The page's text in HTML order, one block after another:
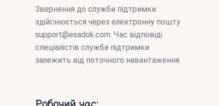
Звернення до служби підтримки
здійснюється через електронну пошту
support@esadok.com. Час відповіді
спеціалістів служби підтримки
залежить від поточного навантаження.